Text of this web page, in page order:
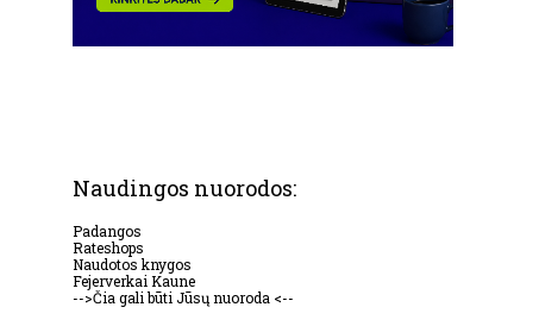
Naudingos nuorodos:
Padangos
Rateshops
Naudotos knygos
Fejerverkai Kaune
-->Čia gali būti Jūsų nuoroda <--